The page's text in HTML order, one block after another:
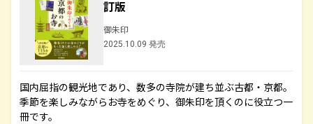
訂版
御朱印
2025.10.09 発売
国内屈指の観光地であり、数多の寺院が建ち並ぶ古都・京都。
季節を楽しみながらお寺をめぐり、御朱印を頂くのに役立つ一
冊です。